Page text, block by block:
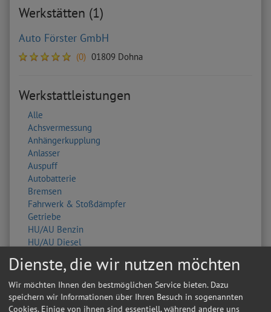
Werkstätten (1)
Auto Förster GmbH
(0) 01809 Dohna
Werkstattleistungen
Alle
Achsvermessung
Anhängerkupplung
Anlasser
Auspuff
Autobatterie
Bremsen
Fahrwerk & Stoßdämpfer
Getriebe
HU/AU Benzin
HU/AU Diesel
Karosserie
Keilriemen
Klima / Heizung / Kühler
Klimaservice
Dienste, die wir nutzen möchten
Wir möchten Ihnen den bestmöglichen Service bieten. Dazu
speichern wir Informationen über Ihren Besuch in sogenannten
Cookies. Einige von ihnen sind essentiell, während andere uns